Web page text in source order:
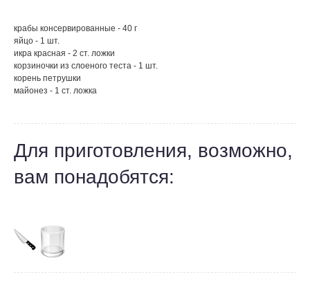
крабы консервированные - 40 г
яйцо - 1 шт.
икра красная - 2 ст. ложки
корзиночки из слоеного теста - 1 шт.
корень петрушки
майонез - 1 ст. ложка
Для приготовления, возможно,
вам понадобятся: